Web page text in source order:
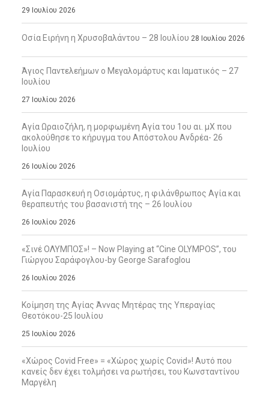
29 Ιουλίου 2026
Οσία Ειρήνη η Χρυσοβαλάντου – 28 Ιουλίου 28 Ιουλίου 2026
Άγιος Παντελεήμων ο Μεγαλομάρτυς και Ιαματικός – 27
Ιουλίου
27 Ιουλίου 2026
Αγία Ωραιοζήλη, η μορφωμένη Αγία του 1ου αι. μΧ που
ακολούθησε το κήρυγμα του Απόστολου Ανδρέα- 26
Ιουλίου
26 Ιουλίου 2026
Αγία Παρασκευή η Οσιομάρτυς, η φιλάνθρωπος Αγία και
θεραπευτής του βασανιστή της – 26 Ιουλίου
26 Ιουλίου 2026
«Σινέ ΟΛΥΜΠΟΣ»! – Now Playing at “Cine OLYMPOS”, του
Γιώργου Σαράφογλου-by George Sarafoglou
26 Ιουλίου 2026
Κοίμηση της Αγίας Άννας Μητέρας της Υπεραγίας
Θεοτόκου-25 Ιουλίου
25 Ιουλίου 2026
«Χώρος Covid Free» = «Χώρος χωρίς Covid»! Αυτό που
κανείς δεν έχει τολμήσει να ρωτήσει, του Κωνσταντίνου
Μαργέλη